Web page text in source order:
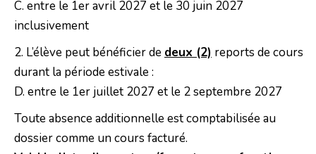
C. entre le 1er avril 2027 et le 30 juin 2027
inclusivement
2. L’élève peut bénéficier de deux (2) reports de cours
durant la période estivale :
D. entre le 1er juillet 2027 et le 2 septembre 2027
Toute absence additionnelle est comptabilisée au
dossier comme un cours facturé.